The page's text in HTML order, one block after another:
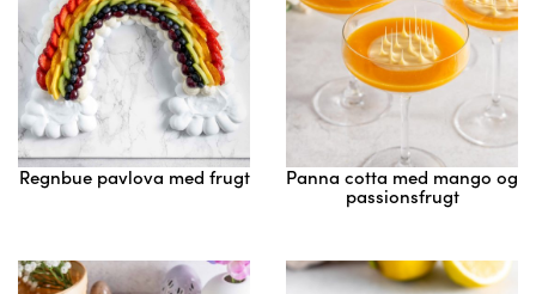
Regnbue pavlova med frugt Panna cotta med mango og
passionsfrugt